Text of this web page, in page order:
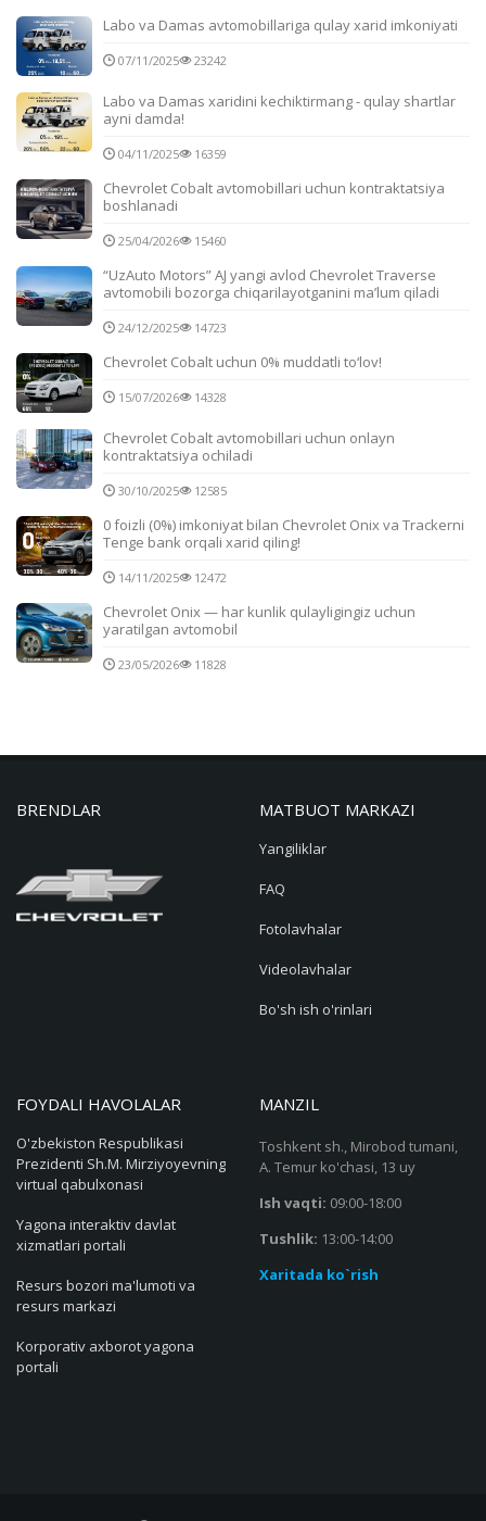
Labo va Damas avtomobillariga qulay xarid imkoniyati
07/11/2025 23242
Labo va Damas xaridini kechiktirmang - qulay shartlar
ayni damda!
04/11/2025 16359
Chevrolet Cobalt avtomobillari uchun kontraktatsiya
boshlanadi
25/04/2026 15460
“UzAuto Motors” AJ yangi avlod Chevrolet Traverse
avtomobili bozorga chiqarilayotganini ma’lum qiladi
24/12/2025 14723
Chevrolet Cobalt uchun 0% muddatli to‘lov!
15/07/2026 14328
Chevrolet Cobalt avtomobillari uchun onlayn
kontraktatsiya ochiladi
30/10/2025 12585
0 foizli (0%) imkoniyat bilan Chevrolet Onix va Trackerni
Tenge bank orqali xarid qiling!
14/11/2025 12472
Chevrolet Onix — har kunlik qulayligingiz uchun
yaratilgan avtomobil
23/05/2026 11828
BRENDLAR MATBUOT MARKAZI
Yangiliklar
FAQ
Fotolavhalar
Videolavhalar
Bo'sh ish o'rinlari
FOYDALI HAVOLALAR
O'zbekiston Respublikasi
Prezidenti Sh.M. Mirziyoyevning
virtual qabulxonasi
Yagona interaktiv davlat
xizmatlari portali
Resurs bozori ma'lumoti va
resurs markazi
Korporativ axborot yagona
portali
MANZIL
Toshkent sh., Mirobod tumani,
A. Temur ko'chasi, 13 uy
Ish vaqti: 09:00-18:00
Tushlik: 13:00-14:00
Xaritada ko`rish